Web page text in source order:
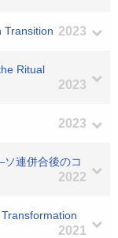
Transition 2023
Ritual
2023
2023
連併合後のコ
2022
2021